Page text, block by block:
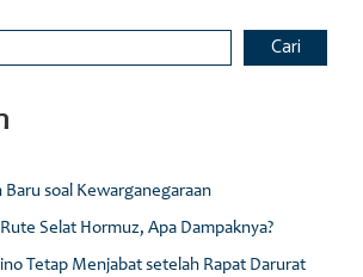
Cari
Baru soal Kewarganegaraan
Selat Hormuz, Apa Dampaknya?
Tetap Menjabat setelah Rapat Darurat